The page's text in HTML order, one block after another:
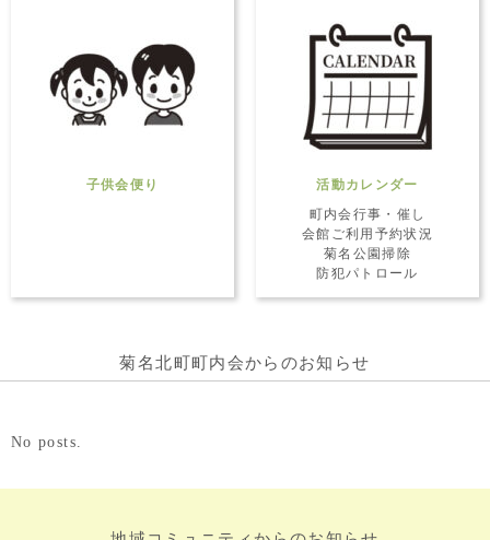
子供会便り 活動カレンダー
町内会行事・催し
会館ご利用予約状況
菊名公園掃除
防犯パトロール
菊名北町町内会からのお知らせ
No posts.